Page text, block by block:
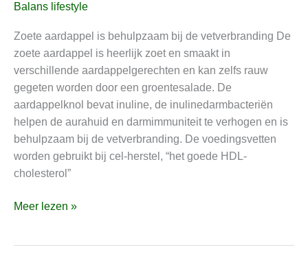
Balans lifestyle
Zoete aardappel is behulpzaam bij de vetverbranding De
zoete aardappel is heerlijk zoet en smaakt in
verschillende aardappelgerechten en kan zelfs rauw
gegeten worden door een groentesalade. De
aardappelknol bevat inuline, de inulinedarmbacteriën
helpen de aurahuid en darmimmuniteit te verhogen en is
behulpzaam bij de vetverbranding. De voedingsvetten
worden gebruikt bij cel-herstel, “het goede HDL-
cholesterol”
de
vetverbranding,
PDS,
pectinevezels
zorgen
voor
een
juiste
glucoseregulatie
Meer lezen »